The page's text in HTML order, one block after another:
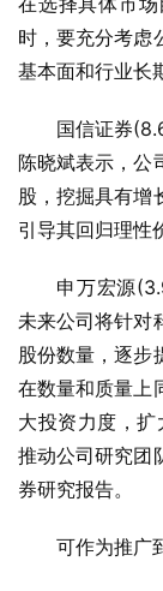
时，要充分考虑
基本面和行业长
国信证券
陈晓斌表示，公
股，挖掘具有增
引导其回归理性
申万宏源
未来公司将针对
股份数量，逐步
在数量和质量上
大投资力度，
推动公司研究团
券研究报告。
可作为推广